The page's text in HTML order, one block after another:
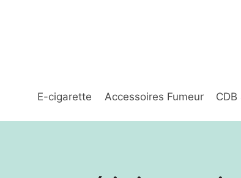
E-cigarette Accessoires Fumeur CDB